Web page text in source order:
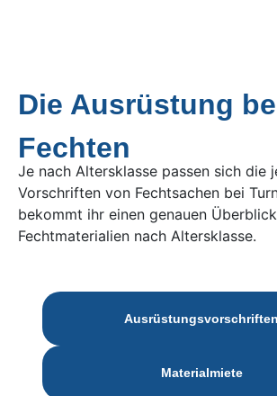
Die Ausrüstung
Fechten
Je nach Altersklasse passen sich die
Vorschriften von Fechtsachen bei
bekommt ihr einen genauen
Fechtmaterialien nach Altersklasse.
Ausrüstungsvorschriften
Materialmiete